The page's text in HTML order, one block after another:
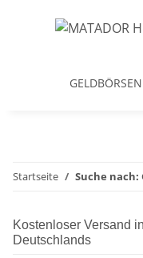
GELDBÖRSEN
Startseite Suche nach:
Kostenloser Versand
Deutschlands